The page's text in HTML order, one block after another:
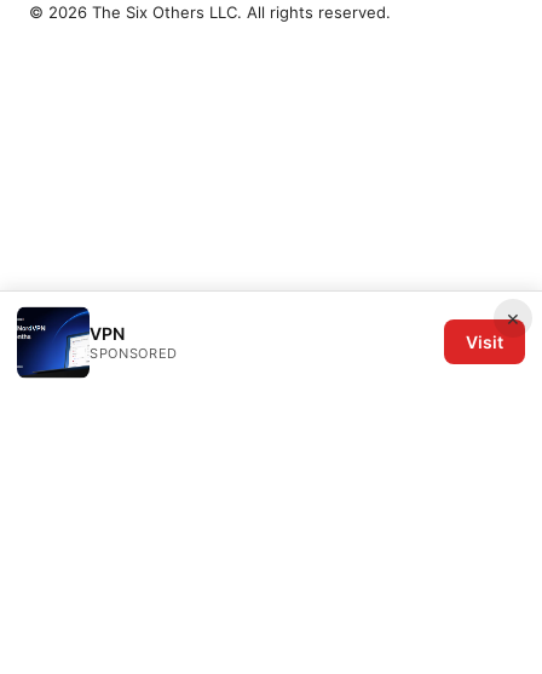
×
VPN
SPONSORED
Visit
© 2026 The Six Others LLC. All rights reserved.